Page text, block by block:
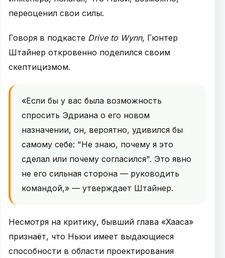
переоценил свои силы.
Говоря в подкасте Drive to Wynn, Гюнтер
Штайнер откровенно поделился своим
скептицизмом.
«Если бы у вас была возможность
спросить Эдриана о его новом
назначении, он, вероятно, удивился бы
самому себе: "Не знаю, почему я это
сделал или почему согласился". Это явно
не его сильная сторона — руководить
командой,» — утверждает Штайнер.
Несмотря на критику, бывший глава «Хааса»
признаёт, что Ньюи имеет выдающиеся
способности в области проектирования